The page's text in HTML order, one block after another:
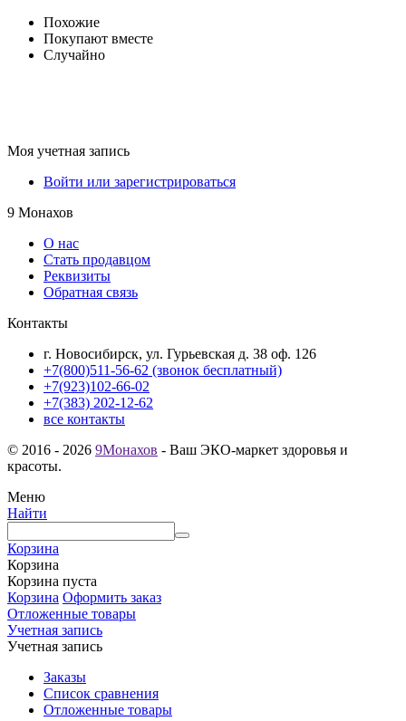
Похожие
Покупают вместе
Случайно
Моя учетная запись
Войти или зарегистрироваться
9 Монахов
О нас
Стать продавцом
Реквизиты
Обратная связь
Контакты
г. Новосибирск, ул. Гурьевская д. 38 оф. 126
+7(800)511-56-62 (звонок бесплатный)
+7(923)102-66-02
+7(383) 202-12-62
все контакты
© 2016 - 2026 9Монахов - Ваш ЭКО-маркет здоровья и
красоты.
Меню
Найти
Корзина
Корзина
Корзина пуста
Корзина Оформить заказ
Отложенные товары
Учетная запись
Учетная запись
Заказы
Список сравнения
Отложенные товары